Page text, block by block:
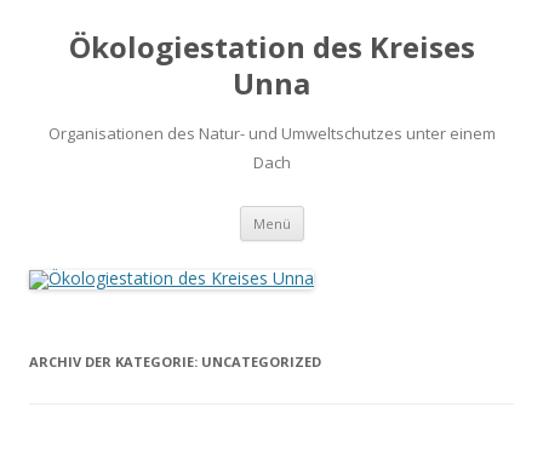
Ökologiestation des Kreises
Unna
Organisationen des Natur- und Umweltschutzes unter einem
Dach
Menü Zum
springen
ARCHIV DER KATEGORIE: UNCATEGORIZED